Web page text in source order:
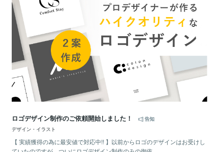
ロゴデザイン制作のご依頼開始しました！
告知
デザイン・イラスト
【 実績獲得の為に最安値で対応中!! 】以前からロゴのデザインはお受けし